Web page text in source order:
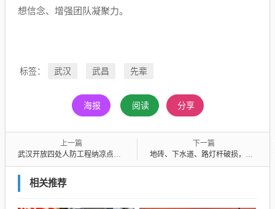
想信念、增强团队凝聚力。
标签： 武汉 武昌 先辈
海报 阅读 分享
上一篇
武汉开放四处人防工程纳凉点，今年新增的这个还可打乒乓球
下一篇
地砖、下水道、路灯杆破损，全部“水泥糊”，小区物业“一刀切”维修引发业主吐槽
相关推荐